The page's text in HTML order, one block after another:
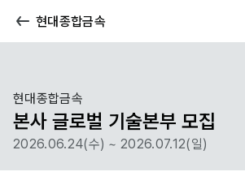
현대종합금속
현대종합금속
본사 글로벌 기술본부 모집
2026.06.24(수) ~ 2026.07.12(일)